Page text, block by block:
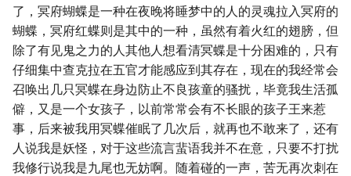
了，冥府蝴蝶是一种在夜晚将睡梦中的人的灵魂拉入冥府的
蝴蝶，冥府红蝶则是其中的一种，虽然有着火红的翅膀，但
除了有见鬼之力的人其他人想看清冥蝶是十分困难的，只有
仔细集中查克拉在五官才能感应到其存在，现在的我经常会
召唤出几只冥蝶在身边防止不良孩童的骚扰，毕竟我生活孤
僻，又是一个女孩子，以前常常会有不长眼的孩子王来惹
事，后来被我用冥蝶催眠了几次后，就再也不敢来了，还有
人说我是妖怪，对于这些流言蜚语我并不在意，只要不打扰
我修行说我是九尾也无妨啊。随着碰的一声，苦无再次刺在